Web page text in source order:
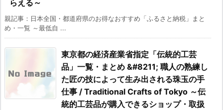
らえる～
親記事：日本全国・都道府県のお得なおすすめ「ふるさと納税」まと
め・一覧 ～最低自 ...
東京都の経済産業省指定「伝統的工芸
品」一覧・まとめ &#8211; 職人の熟練し
た匠の技によって生み出される珠玉の手
仕事 / Traditional Crafts of Tokyo ～伝
統的工芸品が購入できるショップ・取扱